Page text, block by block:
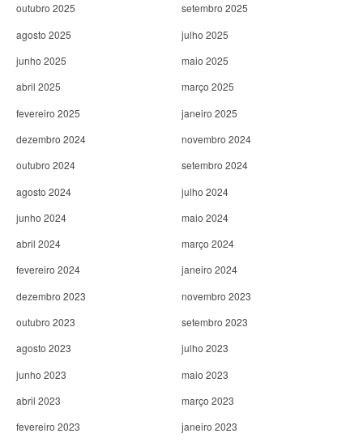
outubro 2025
setembro 2025
agosto 2025
julho 2025
junho 2025
maio 2025
abril 2025
março 2025
fevereiro 2025
janeiro 2025
dezembro 2024
novembro 2024
outubro 2024
setembro 2024
agosto 2024
julho 2024
junho 2024
maio 2024
abril 2024
março 2024
fevereiro 2024
janeiro 2024
dezembro 2023
novembro 2023
outubro 2023
setembro 2023
agosto 2023
julho 2023
junho 2023
maio 2023
abril 2023
março 2023
fevereiro 2023
janeiro 2023